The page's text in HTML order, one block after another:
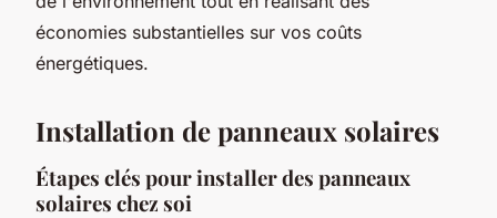
économies substantielles sur vos coûts
énergétiques.
Installation de panneaux solaires
Étapes clés pour installer des panneaux
solaires chez soi